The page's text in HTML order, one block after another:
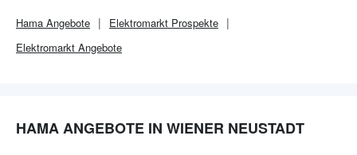
Hama Angebote Elektromarkt Prospekte
Elektromarkt Angebote
HAMA ANGEBOTE IN WIENER NEUSTADT